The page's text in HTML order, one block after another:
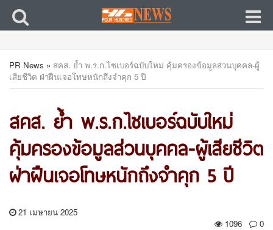
PR News » สคส. ย้ำ พ.ร.ก.ไซเบอร์ฉบับใหม่ คุ้มครองข้อมูลส่วนบุคคล-ผู้
เสียชีวิต ฝ่าฝืนเจอโทษหนักถึงจำคุก 5 ปี
สคส. ย้ำ พ.ร.ก.ไซเบอร์ฉบับใหม่
คุ้มครองข้อมูลส่วนบุคคล-ผู้เสียชีวิต
ฝ่าฝืนเจอโทษหนักถึงจำคุก 5 ปี
21 เมษายน 2025
1096
0